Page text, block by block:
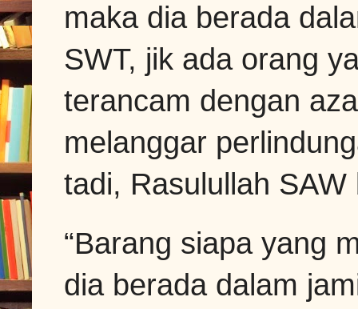
maka dia berada
SWT, jik ada orang
terancam dengan
melanggar
tadi, Rasulullah SAW
“Barang siapa yang
dia berada dalam